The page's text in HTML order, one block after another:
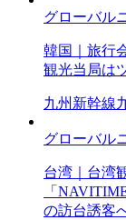
グローバル
韓国｜旅行
観光当局は
九州新幹線
グローバル
台湾｜台湾
「
の訪台誘客